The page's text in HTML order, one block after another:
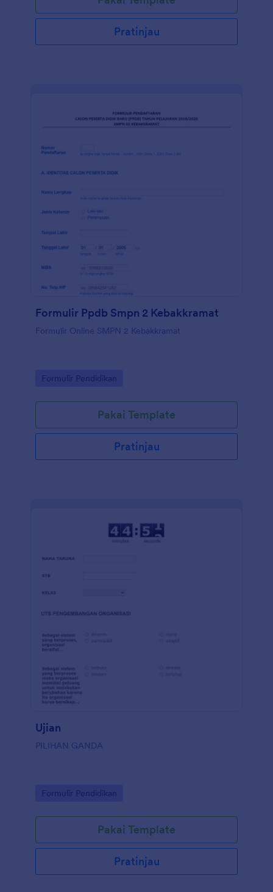
Pratinjau
Formulir Ppdb Smpn 2 Kebakkramat
Formulir Online SMPN 2 Kebakkramat
Go to Category:
Formulir Pendidikan
Pakai Template
Pratinjau
Ujian
PILIHAN GANDA
Go to Category:
Formulir Pendidikan
Pakai Template
Pratinjau